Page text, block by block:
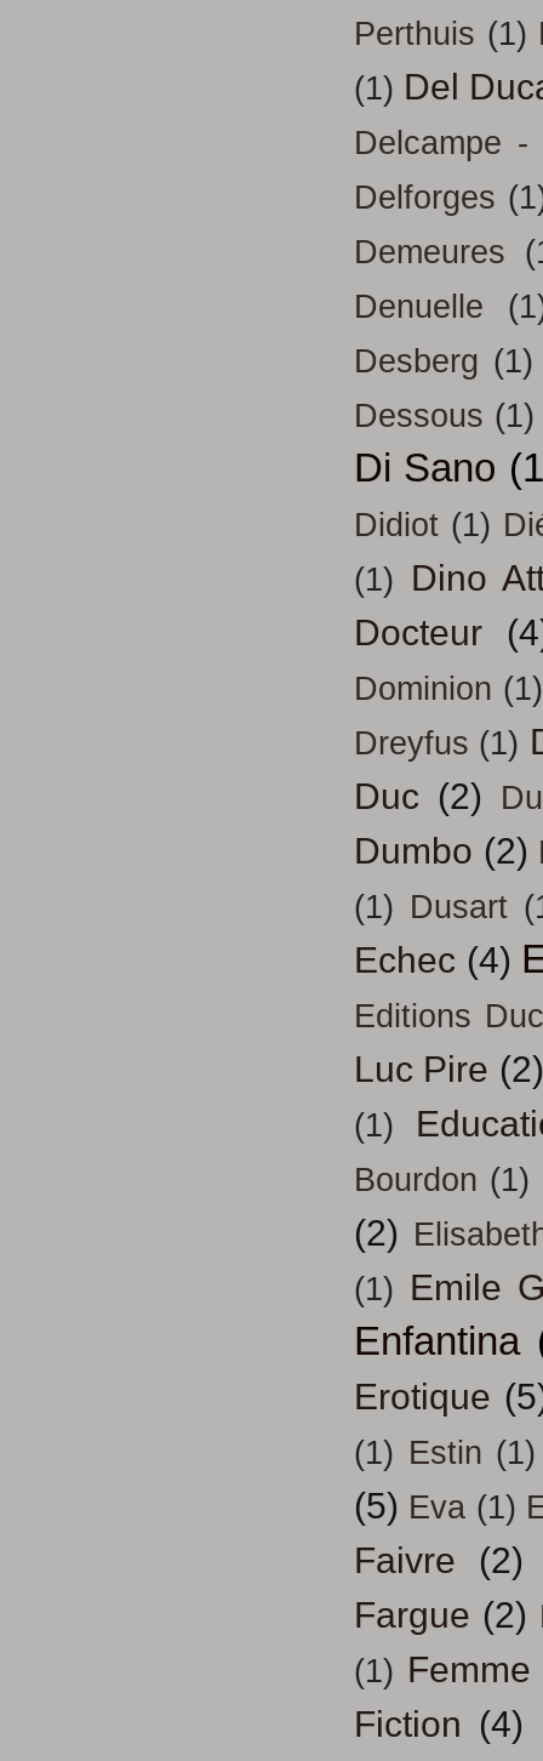
Perthuis (1)
(1) Del
Delcampe -
Delforges
Demeures
Denuelle
Desberg (1)
Dessous (1)
Di Sano
Didiot (1)
(1) Dino
Docteur
Dominion (1)
Dreyfus (1)
Duc (2)
Dumbo (2)
(1) Dusart
Echec (4)
Editions
Luc Pire (2)
(1)
Bourdon (1)
(2)
(1) Emile
Enfantina
Erotique
(1) Estin (1)
(5) Eva (1)
Faivre
(2)
Fargue (2)
(1) Femme
Fiction (4)